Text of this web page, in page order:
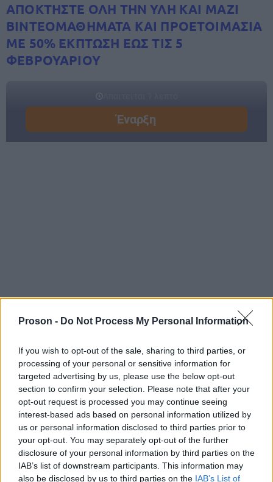
Proson - Do Not Process My Personal Information
If you wish to opt-out of the sale, sharing to third parties, or
processing of your personal or sensitive information for
targeted advertising by us, please use the below opt-out
section to confirm your selection. Please note that after your
opt-out request is processed you may continue seeing
interest-based ads based on personal information utilized by
us or personal information disclosed to third parties prior to
your opt-out. You may separately opt-out of the further
disclosure of your personal information by third parties on the
IAB’s list of downstream participants. This information may
also be disclosed by us to third parties on the IAB’s List of
ΑΠΟΚΤΗΣΤΕ ΟΛΗ ΤΗΝ ΥΛΗ ΚΑΙ ΜΑΖΙ
ΒΙΝΤΕΟΜΑΘΗΜΑΤΑ ΚΑΙ ΠΡΟΕΤΟΙΜΑΣΙΑ
ΜΕ 50% ΕΚΠΤΩΣΗ ΕΩΣ ΤΙΣ 5
ΦΕΒΡΟΥΑΡΙΟΥ
Σε ΦΕΚ ο νόμος για τον 2ο πανελλήνιο
γραπτό διαγωνισμό του ΑΣΕΠ (Νόμος
5085, με αριθμό φύλλου 12)